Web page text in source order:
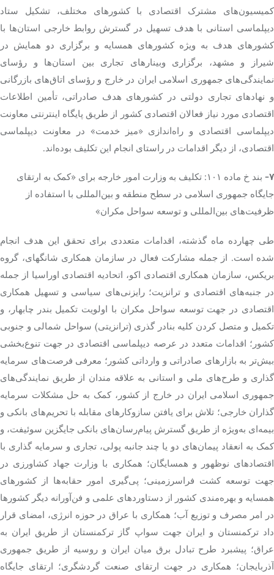
کمیسیون‌های مشترک اقتصادی با کشورهای مختلف، تشکیل ستاد
دیپلماسی استانی با هدف تسهیل در گسترش روابط خارجی استان‌ها با
کشورهای هدف به ویژه کشورهای همسایه و برگزاری دو همایش در
شیراز و مشهد، برگزاری وبینارهای تجاری بین استان‌ها و رؤسای
نمایندگی‌های جمهوری اسلامی ایران در خارج و رؤسای اتاق‌های بازرگانی
و نهادهای تجاری دولتی در کشورهای هدف صادراتی، تأمین اطلاعات
اقتصادی مورد نیاز فعالان اقتصادی کشور از طریق پایگاه اینترنتی معاونت
دیپلماسی اقتصادی و راه‌اندازی «میز خدمت» در معاونت دیپلماسی
اقتصادی، از دیگر اقدامات در راستای انجام این تکلیف بوده‌اند.
۷-
بند خ ماده ۱۰۱: تکلیف به وزارت امور خارجه برای «کمک به ارتقای
جایگاه جمهوری اسلامی در سطح منطقه و بین‌المللی با استفاده از
ظرفیت‌های بین‌المللی و توسعه سواحل مکران»
طی چهارده ماه گذشته، اقدامات متعددی برای تحقق این هدف انجام
شده است. از جمله مشارکت فعال در سازمان همکاری شانگهای، گروه
بریکس، سازمان همکاری اقتصادی اکو، اتحادیه اقتصادی اوراسیا از جمله
در جنبه‌های اقتصادی و ترانزیت؛ رایزنی‌های سیاسی و تسهیل همکاری
اقتصادی در جهت توسعه سواحل مکران با اولویت تکمیل بندر چابهار، و
تکمیل و متصل کردن کلیه بنادر گذری (ترانزیتی) سواحل شمالی و جنوبی
کشور؛ اقدامات متعدد در عرصه دیپلماسی اقتصادی در جهت تنوع‌بخشی
بیش‌تر به بازارهای صادراتی و وارداتی کشور؛ معرفی فرصت‌های سرمایه
گذاری و طرح‌های ملی و استانی به علاقه مندان از طریق نمایندگی‌های
جمهوری اسلامی ایران در خارج از کشور، کمک به حل مشکلات سرمایه
گذاران خارجی؛ تلاش برای یافتن سازوکارهای مقابله با تحریم‌های بانکی و
بیمه‌ای به‌ویژه از طریق گسترش پیام‌رسان‌های بانکی جایگزین سوئیفت، و
کمک به انعقاد پیمان‌های دو یا چند جانبه پولی، تجاری و سرمایه گذاری با
اقتصادهای نوظهور و همسایگان؛ همکاری با وزارت جهاد کشاورزی در
جهت توسعه کشت فراسرزمینی؛ پی‌گیری امور حقابه‌ها از کشورهای
همسایه و بهره‌مندی کشور از دستاوردهای علمی و فن‌آورانه دیگر کشورها
در امر مصرف و توزیع آب؛ همکاری با عراق در حوزه انرژی، امضای قرار
داد ترکمنستان و ایران جهت سواپ گاز ترکمنستان از طریق ایران به
عراق؛ پیشبرد طرح تبادل برق میان ایران و روسیه از طریق جمهوری
آذربایجان؛ همکاری در جهت ارتقای صنعت گردشگری؛ ارتقای جایگاه